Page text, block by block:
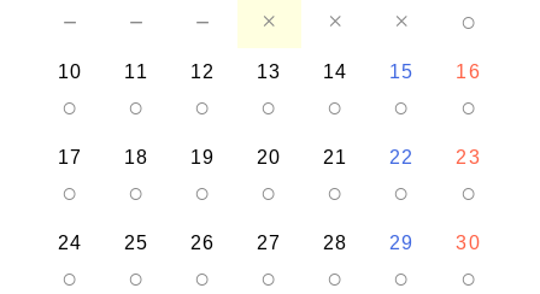
－ － － × × × ○
10
○
11
○
12
○
13
○
14
○
15
○
16
○
17
○
18
○
19
○
20
○
21
○
22
○
23
○
24
○
25
○
26
○
27
○
28
○
29
○
30
○